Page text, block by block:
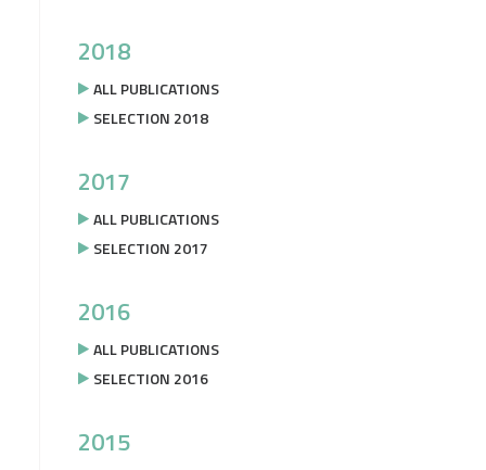
2018
ALL PUBLICATIONS
SELECTION 2018
2017
ALL PUBLICATIONS
SELECTION 2017
2016
ALL PUBLICATIONS
SELECTION 2016
2015